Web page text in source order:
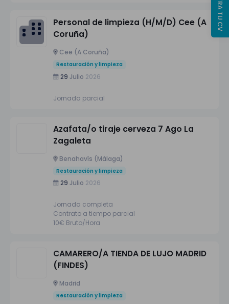
Personal de limpieza (H/M/D) Cee (A
Coruña)
Cee (A Coruña)
Restauración y limpieza
29 Julio 2026
Jornada parcial
Azafata/o tiraje cerveza 7 Ago La
Zagaleta
Benahavís (Málaga)
Restauración y limpieza
29 Julio 2026
Jornada completa
Contrato a tiempo parcial
10€ Bruto/Hora
CAMARERO/A TIENDA DE LUJO MADRID
(FINDES)
Madrid
Restauración y limpieza